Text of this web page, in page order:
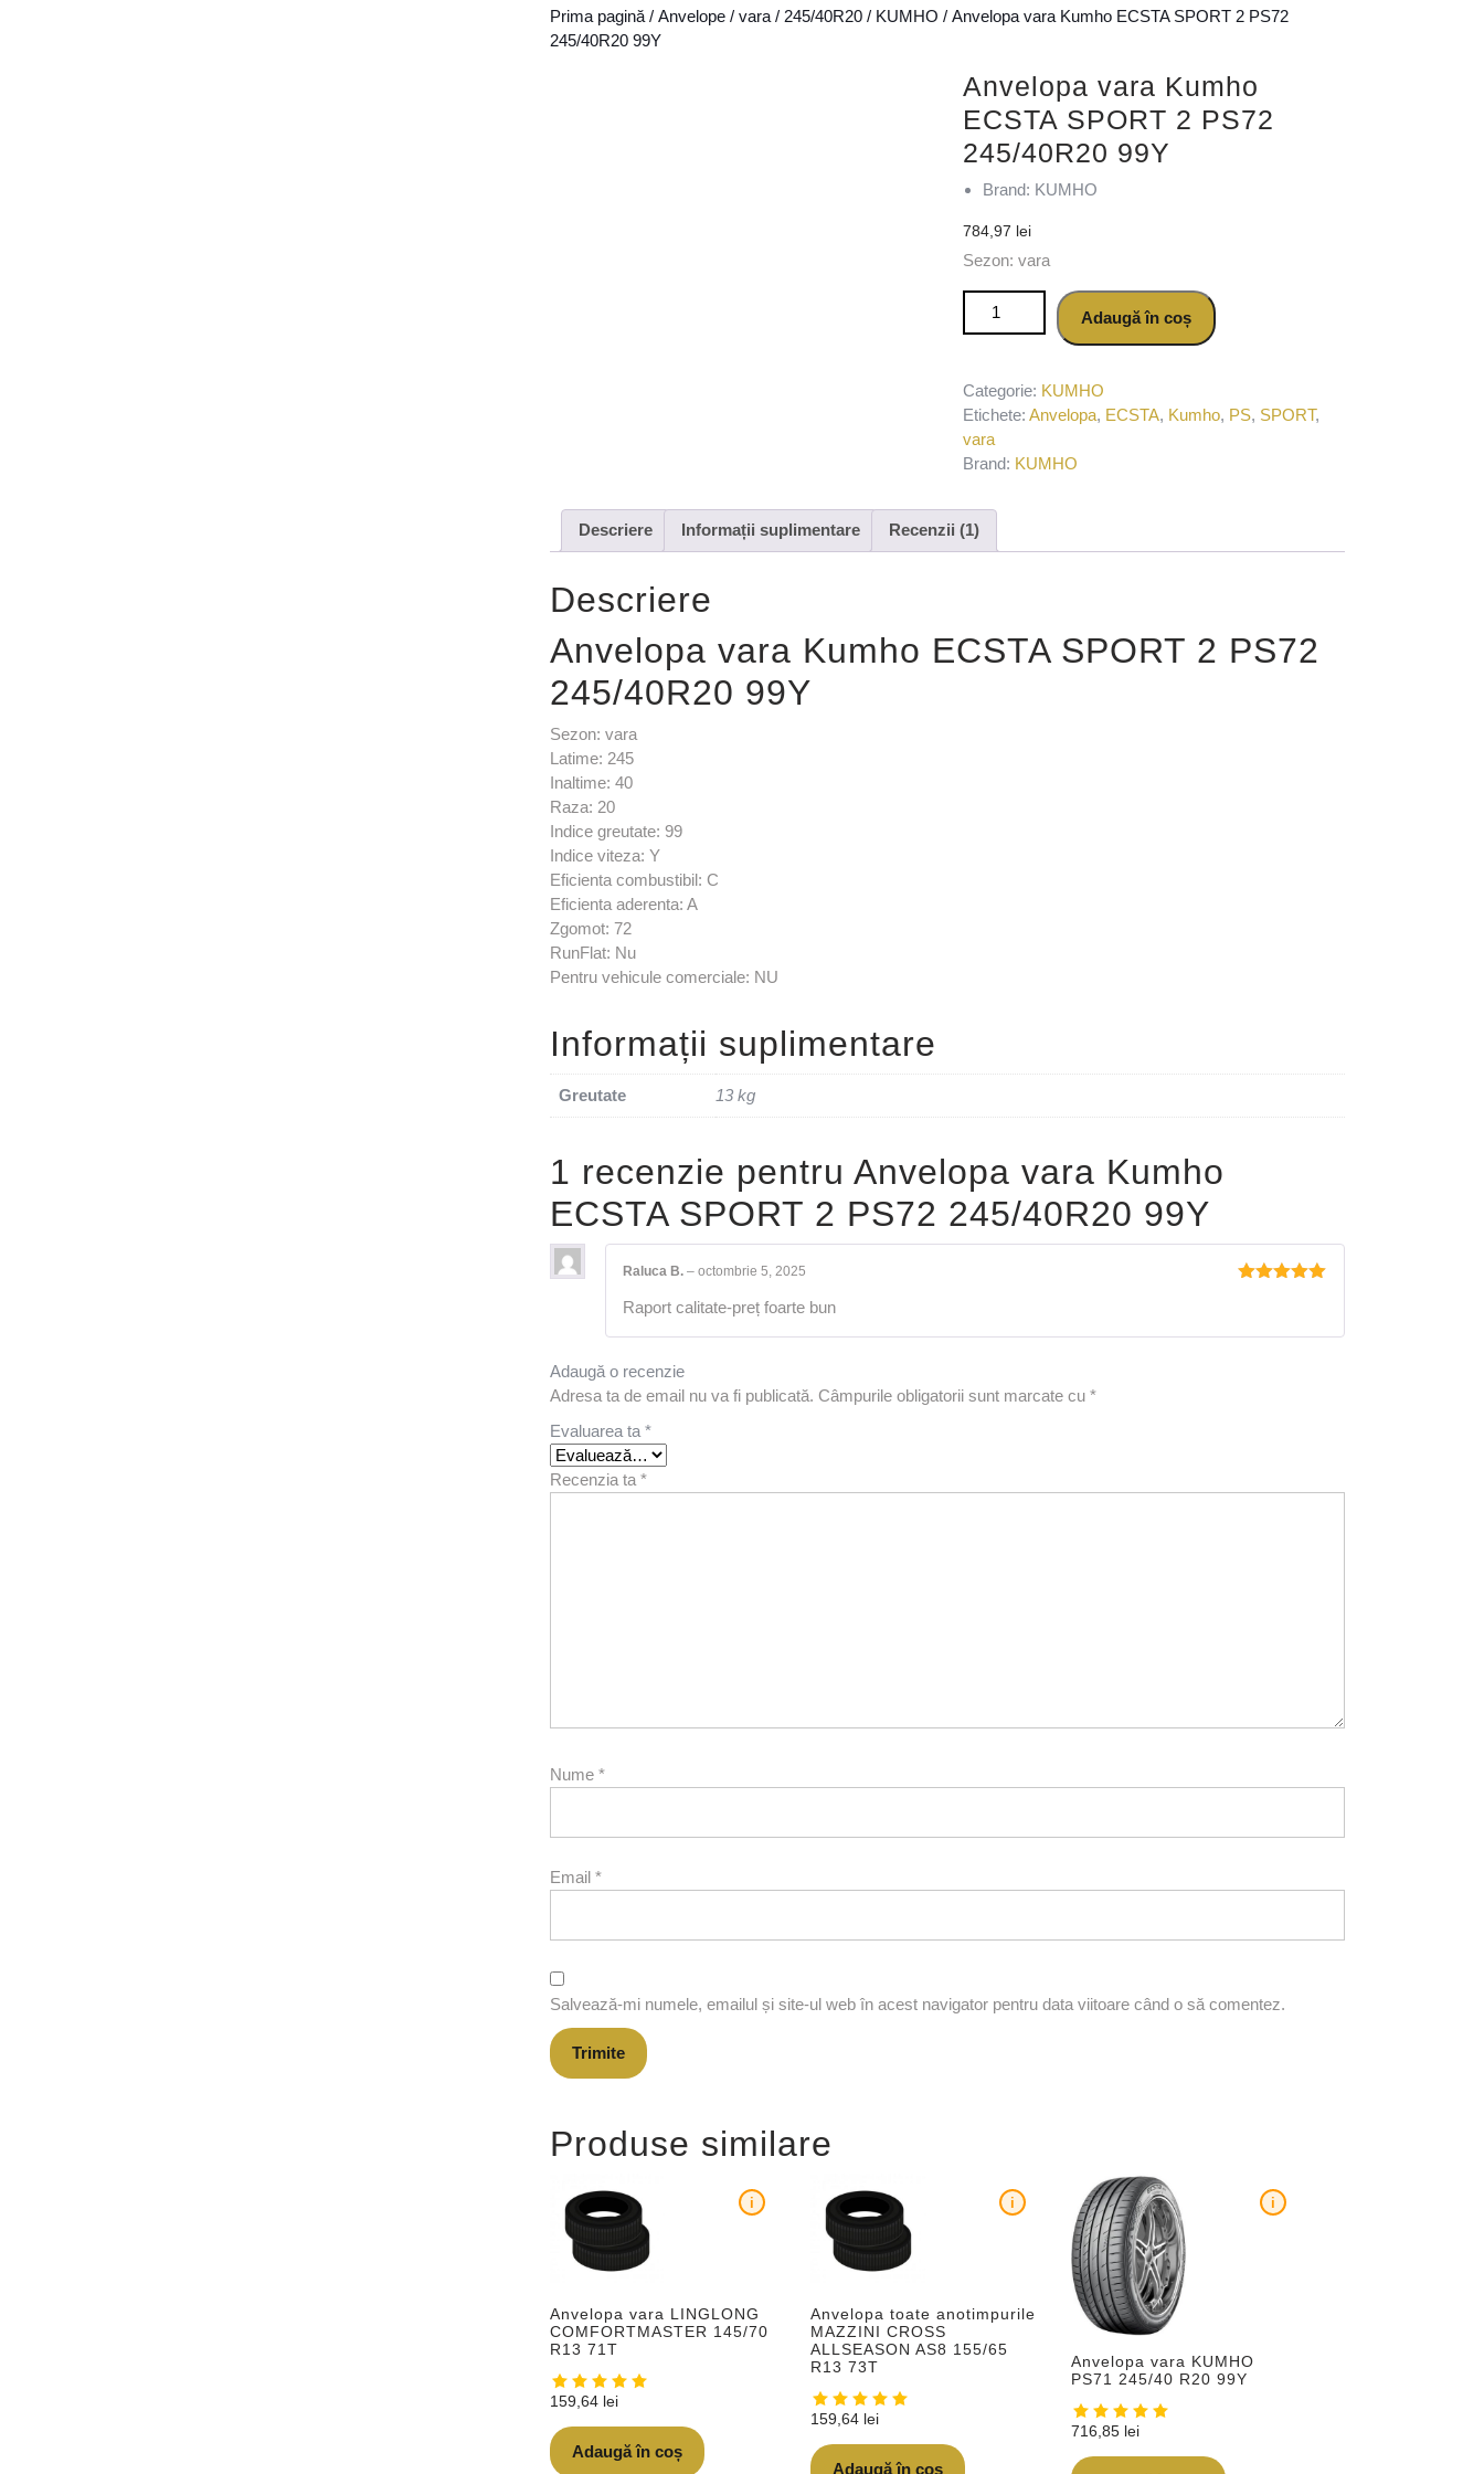
Prima pagină / Anvelope / vara / 245/40R20 / KUMHO / Anvelopa vara Kumho ECSTA SPORT 2 PS72
245/40R20 99Y
Anvelopa vara Kumho
ECSTA SPORT 2 PS72
245/40R20 99Y
Brand: KUMHO
784,97 lei
Sezon: vara
Cantitate Anvelopa vara Kumho ECSTA SPORT 2 PS72 245/40R20 99Y
Adaugă în coș
Categorie: KUMHO
Etichete:Anvelopa, ECSTA, Kumho, PS, SPORT,
vara
Brand: KUMHO
Descriere Informații suplimentare Recenzii (1)
Descriere
Anvelopa vara Kumho ECSTA SPORT 2 PS72
245/40R20 99Y
Sezon: vara
Latime: 245
Inaltime: 40
Raza: 20
Indice greutate: 99
Indice viteza: Y
Eficienta combustibil: C
Eficienta aderenta: A
Zgomot: 72
RunFlat: Nu
Pentru vehicule comerciale: NU
Informații suplimentare
Greutate 13 kg
1 recenzie pentru Anvelopa vara Kumho
ECSTA SPORT 2 PS72 245/40R20 99Y
Raluca B. – octombrie 5, 2025
Raport calitate-preț foarte bun
Adaugă o recenzie
Adresa ta de email nu va fi publicată. Câmpurile obligatorii sunt marcate cu *
Evaluarea ta *
Recenzia ta *
Nume *
Email *
Salvează-mi numele, emailul și site-ul web în acest navigator pentru data viitoare când o să comentez.
Produse similare
Anvelopa vara LINGLONG
COMFORTMASTER 145/70
R13 71T
i
159,64 lei
Adaugă în coș
Anvelopa toate anotimpurile
MAZZINI CROSS
ALLSEASON AS8 155/65
R13 73T
i
159,64 lei
Adaugă în coș
Anvelopa vara KUMHO
PS71 245/40 R20 99Y
i
716,85 lei